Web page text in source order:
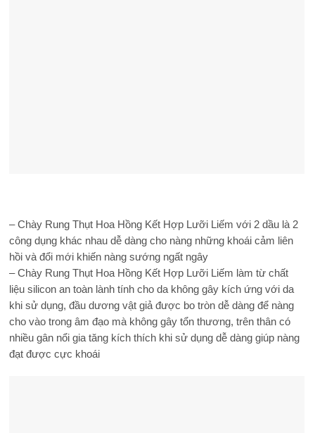
– Chày Rung Thụt Hoa Hồng Kết Hợp Lưỡi Liếm với 2 dầu là 2
công dụng khác nhau dễ dàng cho nàng những khoái cảm liên
hồi và đổi mới khiến nàng sướng ngất ngây
– Chày Rung Thụt Hoa Hồng Kết Hợp Lưỡi Liếm làm từ chất
liệu silicon an toàn lành tính cho da không gây kích ứng với da
khi sử dụng, đầu dương vật giả được bo tròn dễ dàng để nàng
cho vào trong âm đạo mà không gây tổn thương, trên thân có
nhiều gân nổi gia tăng kích thích khi sử dụng dễ dàng giúp nàng
đạt được cực khoái